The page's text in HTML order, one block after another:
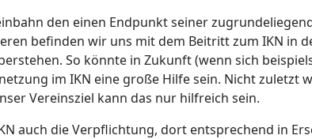
den einen Endpunkt seiner
befinden wir uns mit dem Beitritt zum IKN in
So könnte in Zukunft (wenn sich
im IKN eine große Hilfe sein. Nicht
Vereinsziel kann das nur hilfreich sein.
auch die Verpflichtung, dort entsprechend in